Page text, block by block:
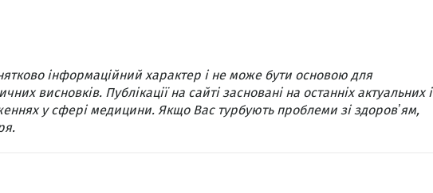
інформаційний характер і не може бути основою для
висновків. Публікації на сайті засновані на останніх актуальних і
у сфері медицини. Якщо Вас турбують проблеми зі здоровʼям,